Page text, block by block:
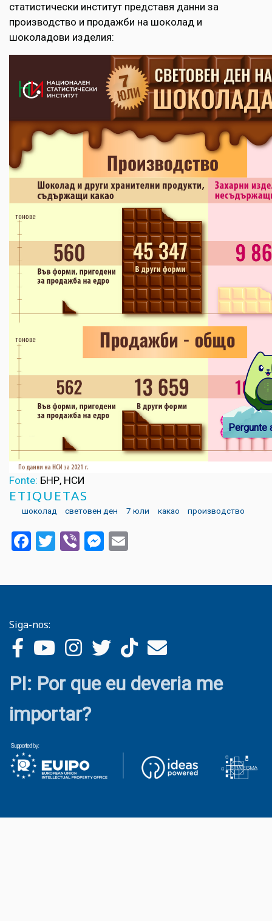
статистически институт представя данни за
производство и продажби на шоколад и
шоколадови изделия:
Fonte: БНР, НСИ
ETIQUETAS
шоколад световен ден 7 юли какао производство
Facebook
Twitter
ViberMessenger
Pergunte
Siga-nos:
PI: Por que eu deveria me
importar?